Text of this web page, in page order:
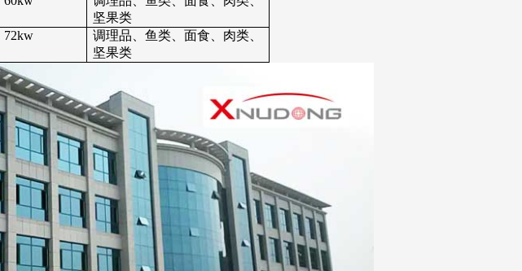
坚果类
72kw
调理品、鱼类、面食、肉类、
坚果类